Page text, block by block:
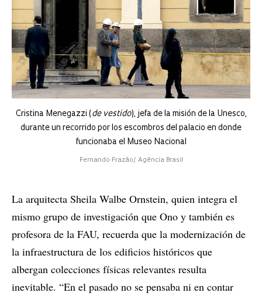
Cristina Menegazzi ( de vestido), jefa de la misión de la Unesco,
durante un recorrido por los escombros del palacio en donde
funcionaba el Museo Nacional
Fernando Frazão/ Agência Brasil
La arquitecta Sheila Walbe Ornstein, quien integra el
mismo grupo de investigación que Ono y también es
profesora de la FAU, recuerda que la modernización de
la infraestructura de los edificios históricos que
albergan colecciones físicas relevantes resulta
inevitable. “En el pasado no se pensaba ni en contar